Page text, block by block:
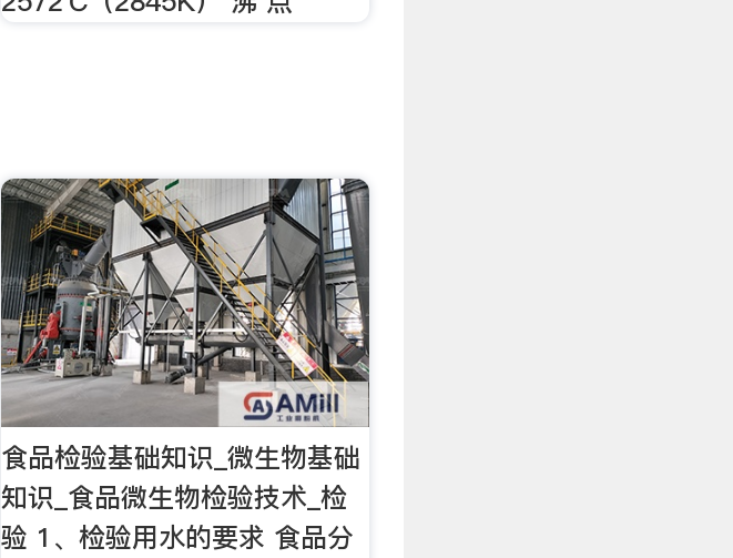
食品检验基础知识_微生物基础
知识_食品微生物检验技术_检
验 1、检验用水的要求 食品分